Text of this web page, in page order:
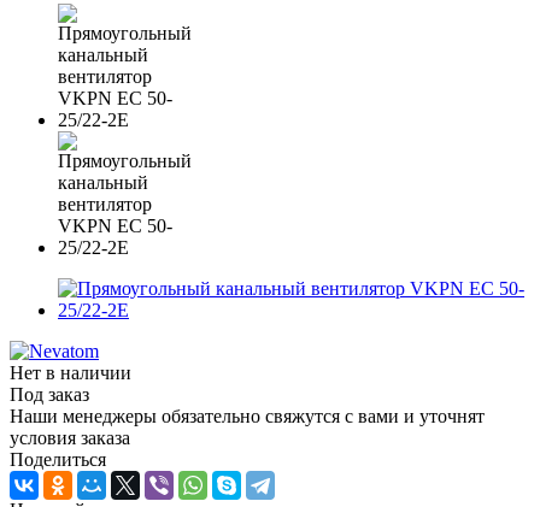
Нет в наличии
Под заказ
Наши менеджеры обязательно свяжутся с вами и уточнят
условия заказа
Поделиться